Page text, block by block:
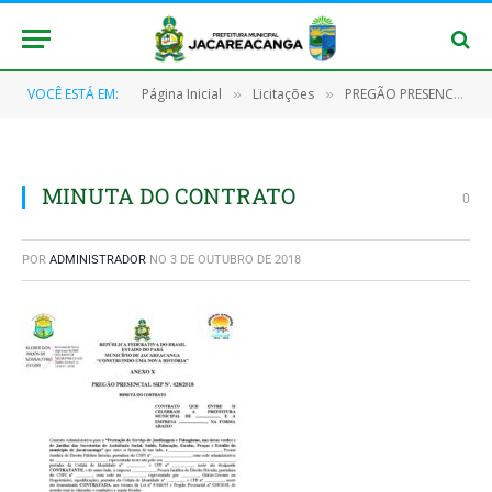
VOCÊ ESTÁ EM: Página Inicial » Licitações » PREGÃO PRESENCIAL Nº 028/2018 – SRP
MINUTA DO CONTRATO 0
POR ADMINISTRADOR NO 3 DE OUTUBRO DE 2018